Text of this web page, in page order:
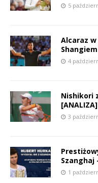
5
Alcaraz
4
Nishikori
[ANALIZA]
3
Szanghaj
1